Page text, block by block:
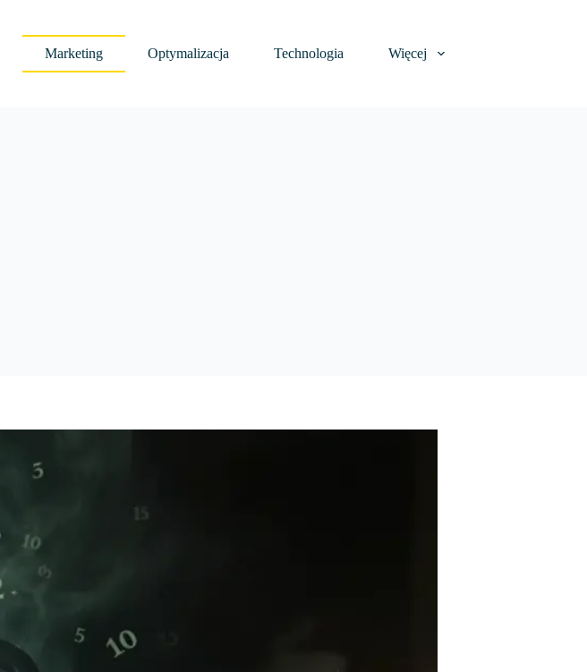
Marketing Optymalizacja Technologia Więcej